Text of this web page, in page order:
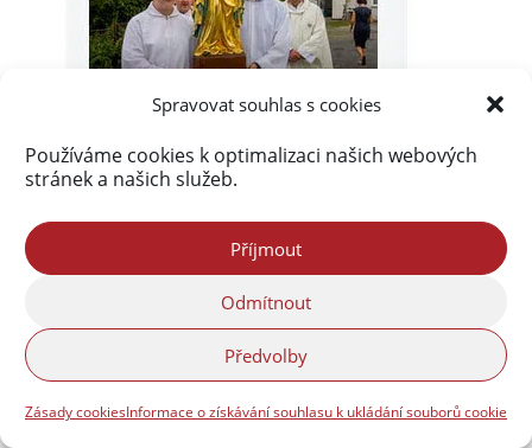
Spravovat souhlas s cookies
Používáme cookies k optimalizaci našich webových
stránek a našich služeb.
Příjmout
Odmítnout
Předvolby
Zásady cookiesInformace o získávání souhlasu k ukládání souborů cookie
Akismetzablokoval
289 931 spamů